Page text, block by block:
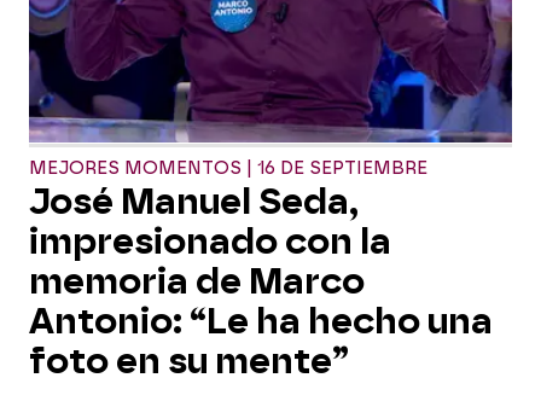
MEJORES MOMENTOS | 16 DE SEPTIEMBRE
José Manuel Seda,
impresionado con la
memoria de Marco
Antonio: “Le ha hecho una
foto en su mente”